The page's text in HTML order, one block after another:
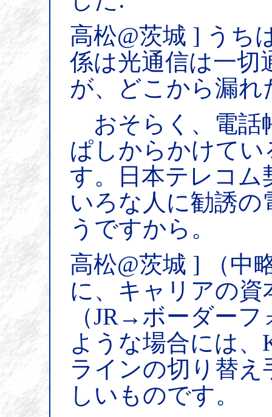
高松@茨城 ] うち
係は光通信は一切
が、どこから漏
おそらく、電話
ぱしからかけて
す。日本テレコム
いろな人に勧誘
うですから。
高松@茨城 ] （中
に、キャリアの
（JR→ボーダー
ような場合には
ラインの切り替
しいものです。